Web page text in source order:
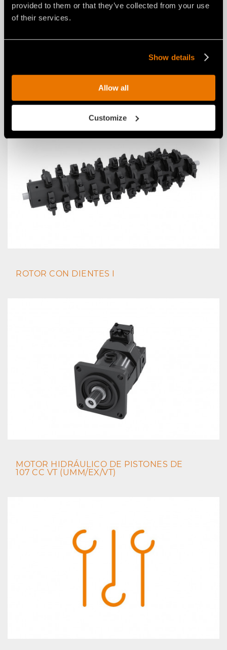
provided to them or that they’ve collected from your use
of their services.
Show details
Allow all
Customize
KIT DE SOPORTES DE ACOPLE CON PERNOS
PERSONALIZADOS Y PATA DE APOYO
ROTOR CON DIENTES I
MOTOR HIDRÁULICO DE PISTONES DE
107 CC VT (UMM/EX/VT)